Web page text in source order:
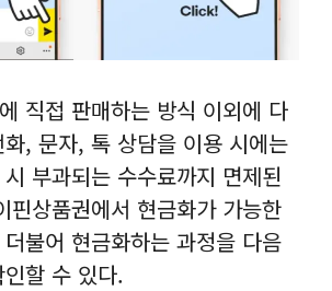
직접 판매하는 방식 이외에 다
, 문자, 톡 상담을 이용 시에는
부과되는 수수료까지 면제된
핀상품권에서 현금화가 가능한
불어 현금화하는 과정을 다음
할 수 있다.